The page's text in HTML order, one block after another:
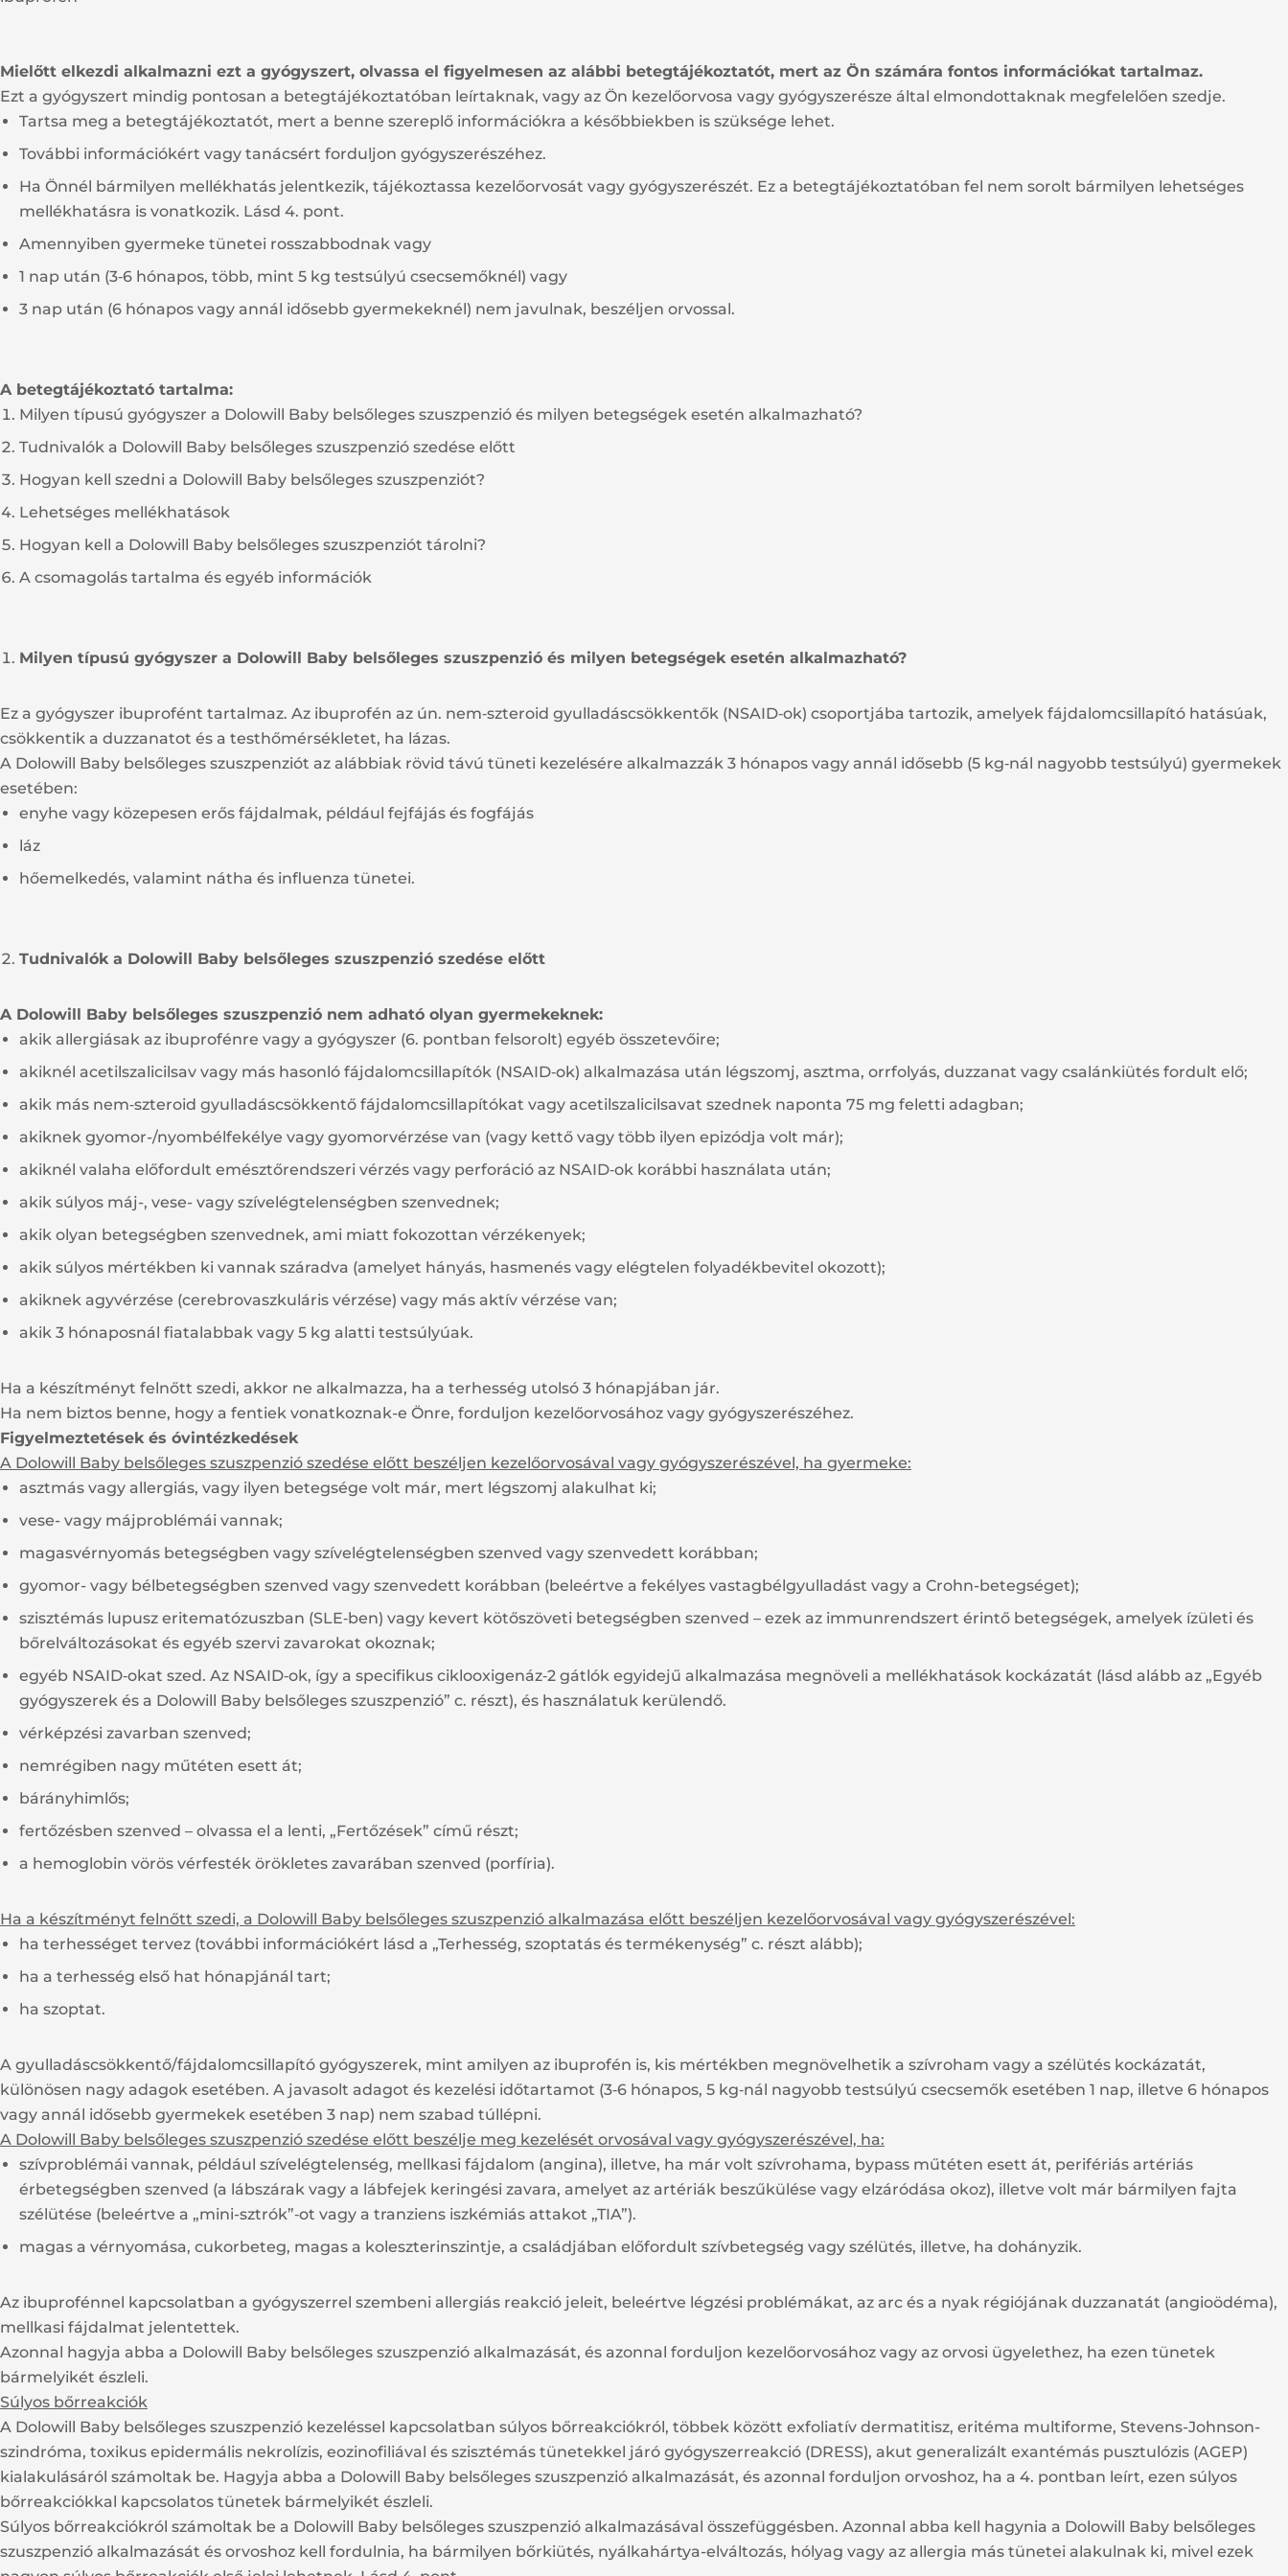
Mielőtt elkezdi alkalmazni ezt a gyógyszert, olvassa el figyelmesen az alábbi betegtájékoztatót, mert az Ön számára fontos információkat tartalmaz.
Ezt a gyógyszert mindig pontosan a betegtájékoztatóban leírtaknak, vagy az Ön kezelőorvosa vagy gyógyszerésze által elmondottaknak megfelelően szedje.
Tartsa meg a betegtájékoztatót, mert a benne szereplő információkra a későbbiekben is szüksége lehet.
További információkért vagy tanácsért forduljon gyógyszerészéhez.
Ha Önnél bármilyen mellékhatás jelentkezik, tájékoztassa kezelőorvosát vagy gyógyszerészét. Ez a betegtájékoztatóban fel nem sorolt bármilyen lehetséges
mellékhatásra is vonatkozik. Lásd 4. pont.
Amennyiben gyermeke tünetei rosszabbodnak vagy
1 nap után (3‑6 hónapos, több, mint 5 kg testsúlyú csecsemőknél) vagy
3 nap után (6 hónapos vagy annál idősebb gyermekeknél) nem javulnak, beszéljen orvossal.
A betegtájékoztató tartalma:
Milyen típusú gyógyszer a Dolowill Baby belsőleges szuszpenzió és milyen betegségek esetén alkalmazható?
Tudnivalók a Dolowill Baby belsőleges szuszpenzió szedése előtt
Hogyan kell szedni a Dolowill Baby belsőleges szuszpenziót?
Lehetséges mellékhatások
Hogyan kell a Dolowill Baby belsőleges szuszpenziót tárolni?
A csomagolás tartalma és egyéb információk
Milyen típusú gyógyszer a Dolowill Baby belsőleges szuszpenzió és milyen betegségek esetén alkalmazható?
Ez a gyógyszer ibuprofént tartalmaz. Az ibuprofén az ún. nem‑szteroid gyulladáscsökkentők (NSAID‑ok) csoportjába tartozik, amelyek fájdalomcsillapító hatásúak,
csökkentik a duzzanatot és a testhőmérsékletet, ha lázas.
A Dolowill Baby belsőleges szuszpenziót az alábbiak rövid távú tüneti kezelésére alkalmazzák 3 hónapos vagy annál idősebb (5 kg‑nál nagyobb testsúlyú) gyermekek
esetében:
enyhe vagy közepesen erős fájdalmak, például fejfájás és fogfájás
láz
hőemelkedés, valamint nátha és influenza tünetei.
Tudnivalók a Dolowill Baby belsőleges szuszpenzió szedése előtt
A Dolowill Baby belsőleges szuszpenzió nem adható olyan gyermekeknek:
akik allergiásak az ibuprofénre vagy a gyógyszer (6. pontban felsorolt) egyéb összetevőire;
akiknél acetilszalicilsav vagy más hasonló fájdalomcsillapítók (NSAID‑ok) alkalmazása után légszomj, asztma, orrfolyás, duzzanat vagy csalánkiütés fordult elő;
akik más nem‑szteroid gyulladáscsökkentő fájdalomcsillapítókat vagy acetilszalicilsavat szednek naponta 75 mg feletti adagban;
akiknek gyomor-/nyombélfekélye vagy gyomorvérzése van (vagy kettő vagy több ilyen epizódja volt már);
akiknél valaha előfordult emésztőrendszeri vérzés vagy perforáció az NSAID‑ok korábbi használata után;
akik súlyos máj-, vese- vagy szívelégtelenségben szenvednek;
akik olyan betegségben szenvednek, ami miatt fokozottan vérzékenyek;
akik súlyos mértékben ki vannak száradva (amelyet hányás, hasmenés vagy elégtelen folyadékbevitel okozott);
akiknek agyvérzése (cerebrovaszkuláris vérzése) vagy más aktív vérzése van;
akik 3 hónaposnál fiatalabbak vagy 5 kg alatti testsúlyúak.
Ha a készítményt felnőtt szedi, akkor ne alkalmazza, ha a terhesség utolsó 3 hónapjában jár.
Ha nem biztos benne, hogy a fentiek vonatkoznak-e Önre, forduljon kezelőorvosához vagy gyógyszerészéhez.
Figyelmeztetések és óvintézkedések
A Dolowill Baby belsőleges szuszpenzió szedése előtt beszéljen kezelőorvosával vagy gyógyszerészével, ha gyermeke:
asztmás vagy allergiás, vagy ilyen betegsége volt már, mert légszomj alakulhat ki;
vese- vagy májproblémái vannak;
magasvérnyomás betegségben vagy szívelégtelenségben szenved vagy szenvedett korábban;
gyomor- vagy bélbetegségben szenved vagy szenvedett korábban (beleértve a fekélyes vastagbélgyulladást vagy a Crohn-betegséget);
szisztémás lupusz eritematózuszban (SLE‑ben) vagy kevert kötőszöveti betegségben szenved – ezek az immunrendszert érintő betegségek, amelyek ízületi és
bőrelváltozásokat és egyéb szervi zavarokat okoznak;
egyéb NSAID‑okat szed. Az NSAID‑ok, így a specifikus ciklooxigenáz‑2 gátlók egyidejű alkalmazása megnöveli a mellékhatások kockázatát (lásd alább az „Egyéb
gyógyszerek és a Dolowill Baby belsőleges szuszpenzió” c. részt), és használatuk kerülendő.
vérképzési zavarban szenved;
nemrégiben nagy műtéten esett át;
bárányhimlős;
fertőzésben szenved – olvassa el a lenti, „Fertőzések” című részt;
a hemoglobin vörös vérfesték örökletes zavarában szenved (porfíria).
Ha a készítményt felnőtt szedi, a Dolowill Baby belsőleges szuszpenzió alkalmazása előtt beszéljen kezelőorvosával vagy gyógyszerészével:
ha terhességet tervez (további információkért lásd a „Terhesség, szoptatás és termékenység” c. részt alább);
ha a terhesség első hat hónapjánál tart;
ha szoptat.
A gyulladáscsökkentő/fájdalomcsillapító gyógyszerek, mint amilyen az ibuprofén is, kis mértékben megnövelhetik a szívroham vagy a szélütés kockázatát,
különösen nagy adagok esetében. A javasolt adagot és kezelési időtartamot (3‑6 hónapos, 5 kg‑nál nagyobb testsúlyú csecsemők esetében 1 nap, illetve 6 hónapos
vagy annál idősebb gyermekek esetében 3 nap) nem szabad túllépni.
A Dolowill Baby belsőleges szuszpenzió szedése előtt beszélje meg kezelését orvosával vagy gyógyszerészével, ha:
szívproblémái vannak, például szívelégtelenség, mellkasi fájdalom (angina), illetve, ha már volt szívrohama, bypass műtéten esett át, perifériás artériás
érbetegségben szenved (a lábszárak vagy a lábfejek keringési zavara, amelyet az artériák beszűkülése vagy elzáródása okoz), illetve volt már bármilyen fajta
szélütése (beleértve a „mini-sztrók”‑ot vagy a tranziens iszkémiás attakot „TIA”).
magas a vérnyomása, cukorbeteg, magas a koleszterinszintje, a családjában előfordult szívbetegség vagy szélütés, illetve, ha dohányzik.
Az ibuprofénnel kapcsolatban a gyógyszerrel szembeni allergiás reakció jeleit, beleértve légzési problémákat, az arc és a nyak régiójának duzzanatát (angioödéma),
mellkasi fájdalmat jelentettek.
Azonnal hagyja abba a Dolowill Baby belsőleges szuszpenzió alkalmazását, és azonnal forduljon kezelőorvosához vagy az orvosi ügyelethez, ha ezen tünetek
bármelyikét észleli.
Súlyos bőrreakciók
A Dolowill Baby belsőleges szuszpenzió kezeléssel kapcsolatban súlyos bőrreakciókról, többek között exfoliatív dermatitisz, eritéma multiforme, Stevens-Johnson-
szindróma, toxikus epidermális nekrolízis, eozinofiliával és szisztémás tünetekkel járó gyógyszerreakció (DRESS), akut generalizált exantémás pusztulózis (AGEP)
kialakulásáról számoltak be. Hagyja abba a Dolowill Baby belsőleges szuszpenzió alkalmazását, és azonnal forduljon orvoshoz, ha a 4. pontban leírt, ezen súlyos
bőrreakciókkal kapcsolatos tünetek bármelyikét észleli.
Súlyos bőrreakciókról számoltak be a Dolowill Baby belsőleges szuszpenzió alkalmazásával összefüggésben. Azonnal abba kell hagynia a Dolowill Baby belsőleges
szuszpenzió alkalmazását és orvoshoz kell fordulnia, ha bármilyen bőrkiütés, nyálkahártya-elváltozás, hólyag vagy az allergia más tünetei alakulnak ki, mivel ezek